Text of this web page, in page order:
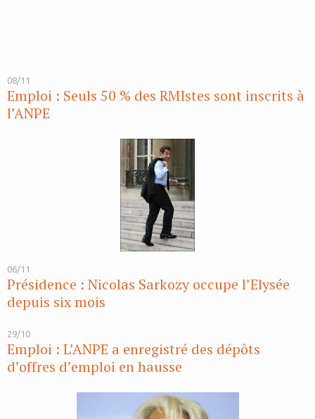
08/11
Emploi : Seuls 50 % des RMIstes sont inscrits à
l’ANPE
06/11
Présidence : Nicolas Sarkozy occupe l’Elysée
depuis six mois
29/10
Emploi : L’ANPE a enregistré des dépôts
d’offres d’emploi en hausse